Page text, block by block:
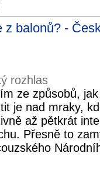
z balonů? -
rozhlas
ze způsobů,
je nad mraky,
až pětkrát
Přesně to